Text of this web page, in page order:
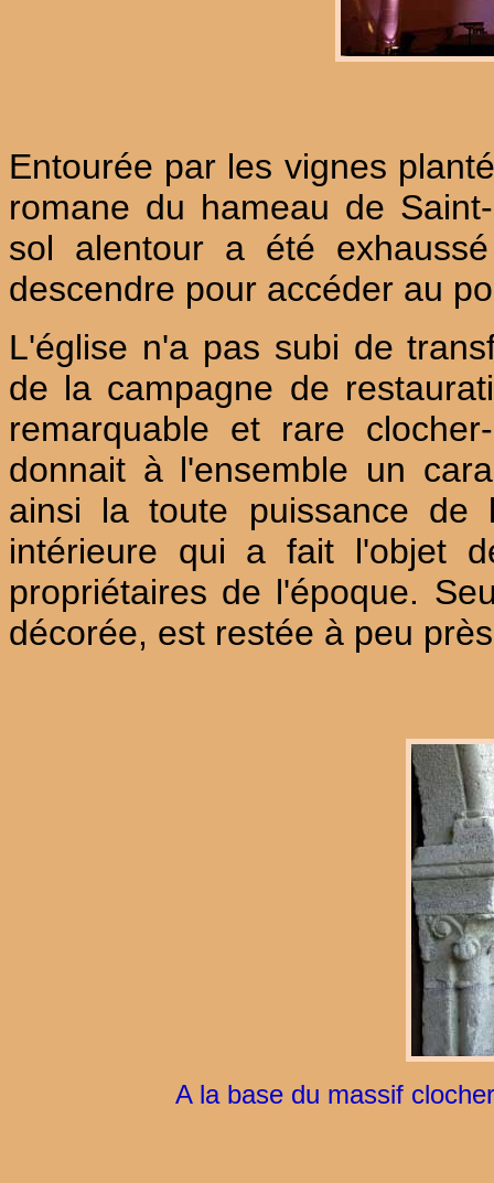
Entourée par les vignes
romane du hameau de
sol alentour a été
descendre pour accéder au
L'église n'a pas subi de
de la campagne de
remarquable et rare
donnait à l'ensemble un
ainsi la toute puissance de
intérieure qui a fait l'objet
propriétaires de l'époque.
décorée, est restée à peu
A la base du massif